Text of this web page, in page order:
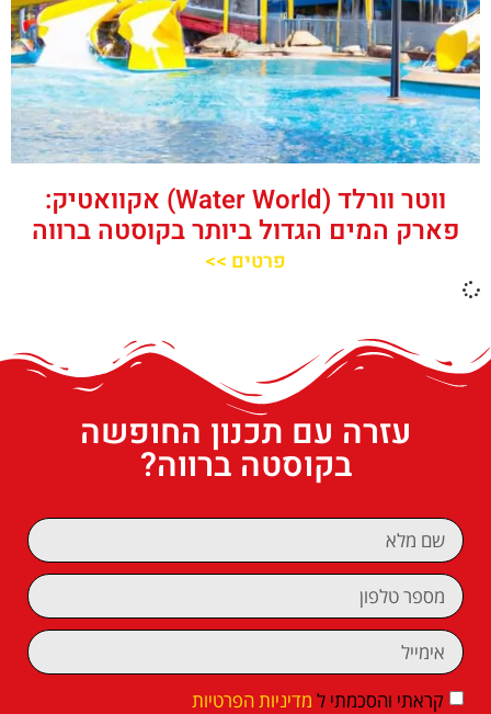
ווטר וורלד (Water World) אקוואטיק:
פארק המים הגדול ביותר בקוסטה ברווה
פרטים >>
עזרה עם תכנון החופשה
בקוסטה ברווה?
קראתי והסכמתי ל מדיניות הפרטיות